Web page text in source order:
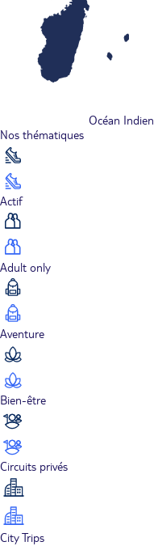
Océan Indien
Nos thématiques
Actif
Adult only
Aventure
Bien-être
Circuits privés
City Trips